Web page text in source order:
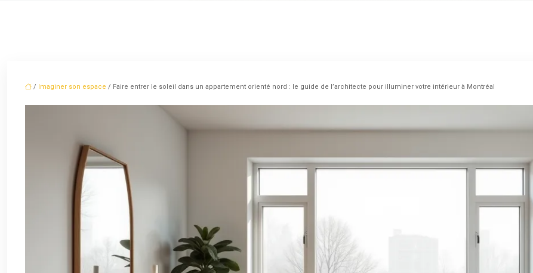
/ Imaginer son espace / Faire entrer le soleil dans un appartement orienté nord : le guide de l’architecte pour illuminer votre intérieur à Montréal